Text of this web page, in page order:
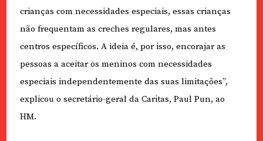
crianças com necessidades especiais, essas crianças
não frequentam as creches regulares, mas antes
centros específicos. A ideia é, por isso, encorajar as
pessoas a aceitar os meninos com necessidades
especiais independentemente das suas limitações”,
explicou o secretário-geral da Caritas, Paul Pun, ao
HM.